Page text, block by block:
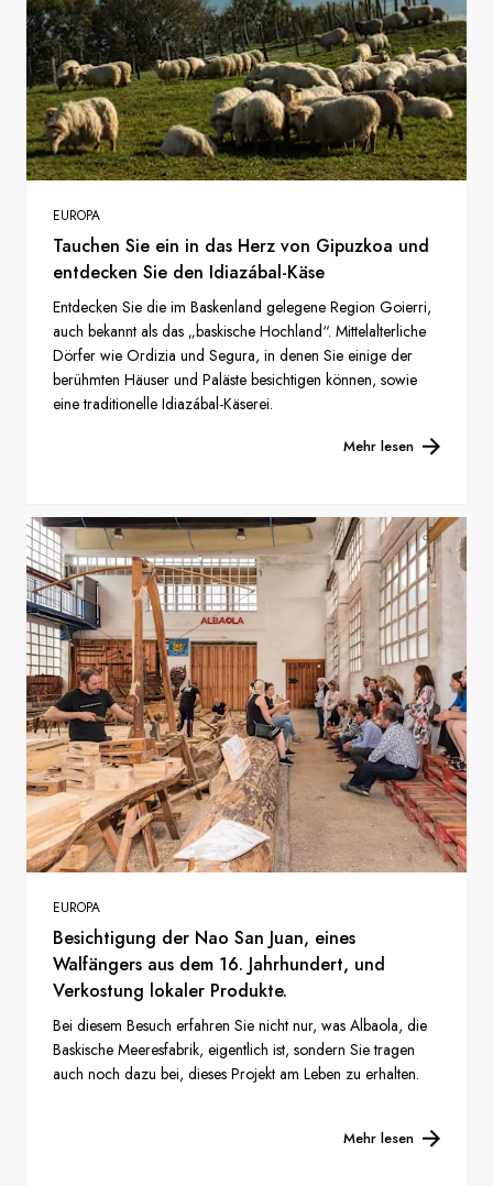
EUROPA
Tauchen Sie ein in das Herz von Gipuzkoa und
entdecken Sie den Idiazábal-Käse
Entdecken Sie die im Baskenland gelegene Region Goierri,
auch bekannt als das „baskische Hochland“. Mittelalterliche
Dörfer wie Ordizia und Segura, in denen Sie einige der
berühmten Häuser und Paläste besichtigen können, sowie
eine traditionelle Idiazábal-Käserei.
Mehr lesen
EUROPA
Besichtigung der Nao San Juan, eines
Walfängers aus dem 16. Jahrhundert, und
Verkostung lokaler Produkte.
Bei diesem Besuch erfahren Sie nicht nur, was Albaola, die
Baskische Meeresfabrik, eigentlich ist, sondern Sie tragen
auch noch dazu bei, dieses Projekt am Leben zu erhalten.
Mehr lesen